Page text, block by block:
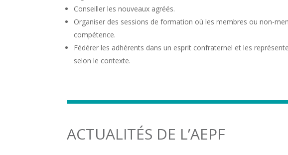
Conseiller les nouveaux agréés.
Organiser des sessions de formation où les membres ou non-
compétence.
Fédérer les adhérents dans un esprit confraternel et les
selon le contexte.
ACTUALITÉS DE L’AEPF